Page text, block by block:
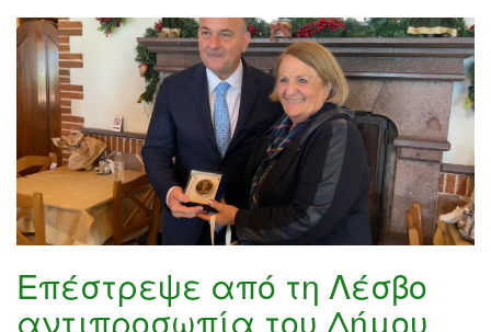
Επέστρεψε από τη Λέσβο
αντιπροσωπία του Δήμου